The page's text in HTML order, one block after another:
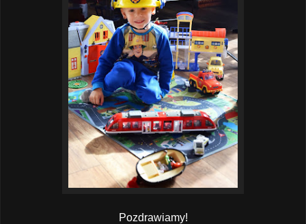
Pozdrawiamy!